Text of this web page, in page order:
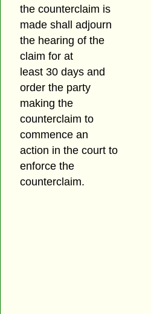
the counterclaim is
made shall adjourn
the hearing of the
claim for at
least 30 days and
order the party
making the
counterclaim to
commence an
action in the court to
enforce the
counterclaim.